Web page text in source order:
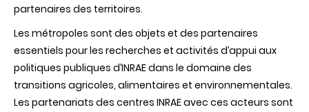
partenaires des territoires.
Les métropoles sont des objets et des partenaires
essentiels pour les recherches et activités d’appui aux
politiques publiques d’INRAE dans le domaine des
transitions agricoles, alimentaires et environnementales.
Les partenariats des centres INRAE avec ces acteurs sont